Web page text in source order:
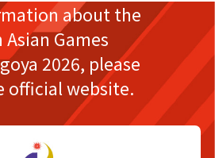
about the
Asian Games
2026, please
official website.